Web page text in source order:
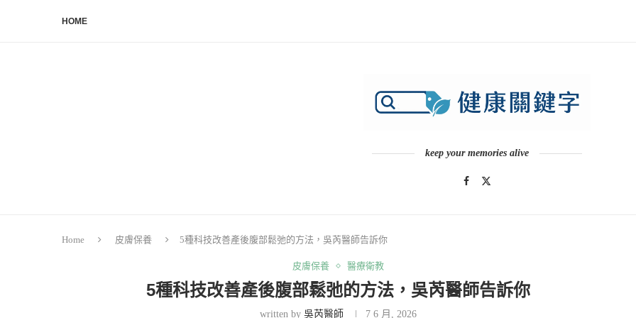
HOME
keep your memories alive
Home 皮膚保養 5種科技改善產後腹部鬆弛的方法，吳芮醫師告訴你
皮膚保養 醫療衛教
5種科技改善產後腹部鬆弛的方法，吳芮醫師告訴你
written by吳芮醫師 7 6 月, 2026